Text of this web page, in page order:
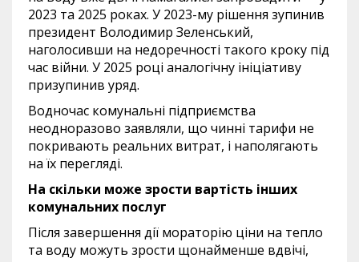
2023 та 2025 роках. У 2023-му рішення зупинив
президент Володимир Зеленський,
наголосивши на недоречності такого кроку під
час війни. У 2025 році аналогічну ініціативу
призупинив уряд.
Водночас комунальні підприємства
неодноразово заявляли, що чинні тарифи не
покривають реальних витрат, і наполягають
на їх перегляді.
На скільки може зрости вартість інших
комунальних послуг
Після завершення дії мораторію ціни на тепло
та воду можуть зрости щонайменше вдвічі,